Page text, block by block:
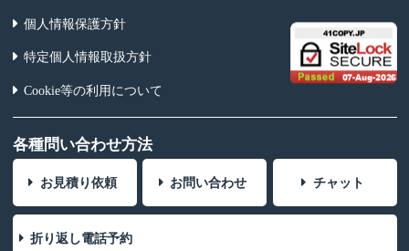
個人情報保護方針
特定個人情報取扱方針
Cookie等の利用について
各種問い合わせ方法
お見積り依頼 お問い合わせ チャット
折り返し電話予約